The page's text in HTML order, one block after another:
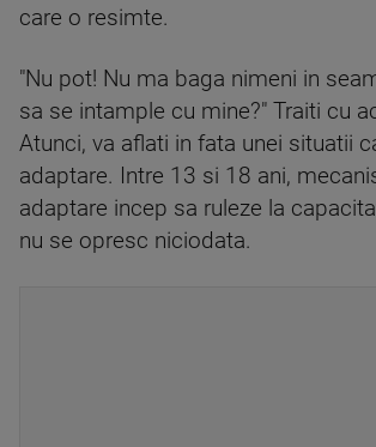
care o resimte.
"Nu pot! Nu ma baga nimeni in
sa se intample cu mine?" Traiti cu
Atunci, va aflati in fata unei situatii
adaptare. Intre 13 si 18 ani,
adaptare incep sa ruleze la
nu se opresc niciodata.